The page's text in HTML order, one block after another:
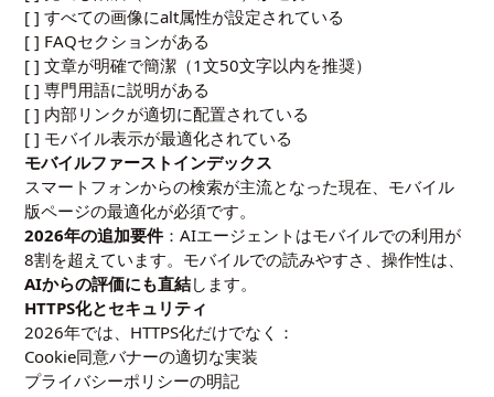
[ ] すべての画像にalt属性が設定されている
[ ] FAQセクションがある
[ ] 文章が明確で簡潔（1文50文字以内を推奨）
[ ] 専門用語に説明がある
[ ] 内部リンクが適切に配置されている
[ ] モバイル表示が最適化されている
モバイルファーストインデックス
スマートフォンからの検索が主流となった現在、モバイル
版ページの最適化が必須です。
2026年の追加要件：AIエージェントはモバイルでの利用が
8割を超えています。モバイルでの読みやすさ、操作性は、
AIからの評価にも直結します。
HTTPS化とセキュリティ
2026年では、HTTPS化だけでなく：
Cookie同意バナーの適切な実装
プライバシーポリシーの明記